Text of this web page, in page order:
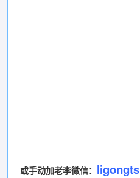
或手动加老李微信： ligongts